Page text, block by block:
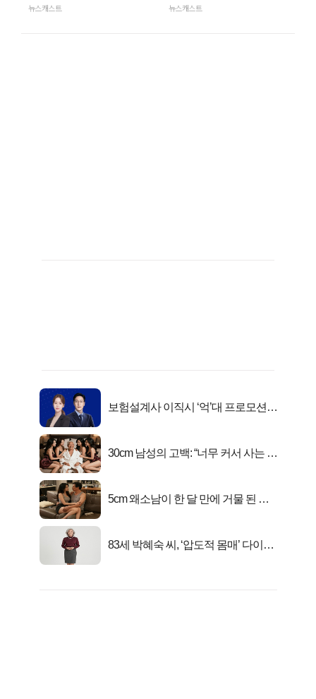
뉴스캐스트 뉴스캐스트
보험설계사 이직시 ‘억’대 프로모션!
30cm 남성의 고백: “너무 커서 사는 게
5cm 왜소남이 한 달 만에 거물 된 사
83세 박혜숙 씨, ‘압도적 몸매’ 다이어